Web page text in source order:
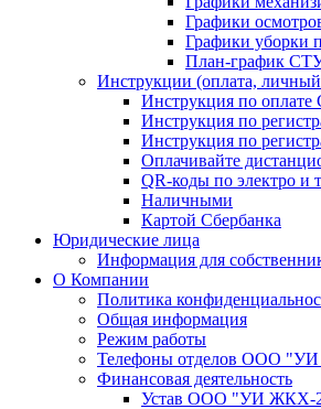
Графики
Графики уборки
План-график
Инструкции (оплата,
Инструкция по
Инструкция по
Инструкция по
Оплачивайте
QR-коды по электро и
Наличными
Картой Сбербанка
Юридические лица
Информация для
О Компании
Политика
Общая информация
Режим работы
Телефоны отделов ООО
Финансовая деятельность
Устав ООО "УИ ЖКХ-